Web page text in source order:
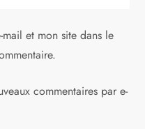
et mon site dans le
commentaires par e-